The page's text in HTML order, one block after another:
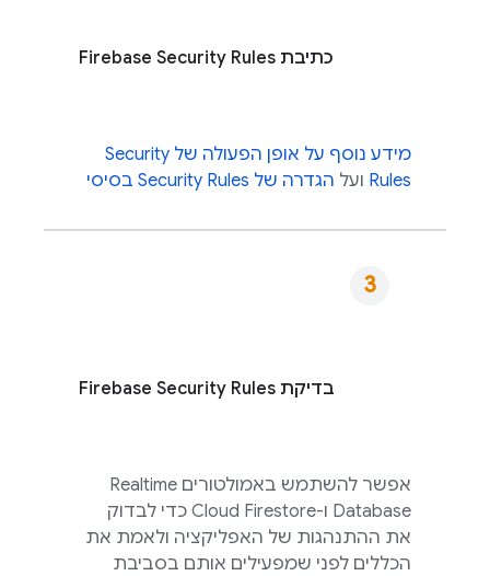
כתיבת Firebase Security Rules
מידע נוסף על אופן הפעולה של Security
Rules ועל הגדרה של Security Rules בסיסי
בדיקת Firebase Security Rules
אפשר להשתמש באמולטורים Realtime
Database ו-Cloud Firestore כדי לבדוק
את ההתנהגות של האפליקציה ולאמת את
הכללים לפני שמפעילים אותם בסביבת